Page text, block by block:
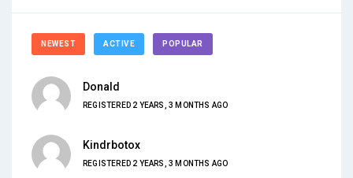
NEWEST ACTIVE POPULAR
Donald
REGISTERED 2 YEARS, 3 MONTHS AGO
Kindrbotox
REGISTERED 2 YEARS, 3 MONTHS AGO